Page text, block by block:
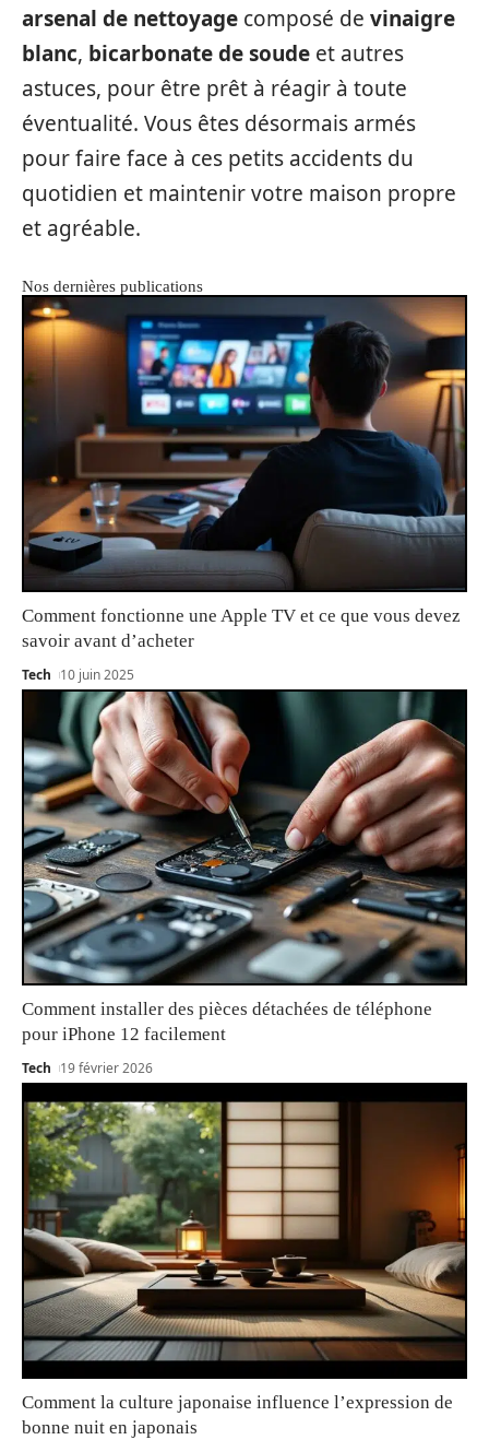
arsenal de nettoyage composé de vinaigre
blanc, bicarbonate de soude et autres
astuces, pour être prêt à réagir à toute
éventualité. Vous êtes désormais armés
pour faire face à ces petits accidents du
quotidien et maintenir votre maison propre
et agréable.
Nos dernières publications
Comment fonctionne une Apple TV et ce que vous devez
savoir avant d’acheter
Tech 10 juin 2025
Comment installer des pièces détachées de téléphone
pour iPhone 12 facilement
Tech 19 février 2026
Comment la culture japonaise influence l’expression de
bonne nuit en japonais